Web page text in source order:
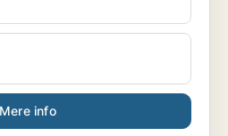
Mere info